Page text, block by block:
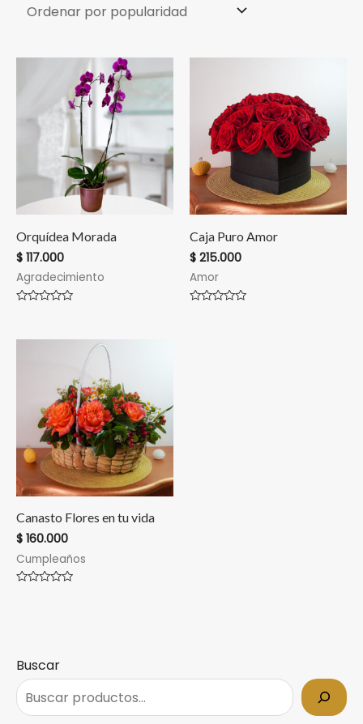
Buscar
Orquídea Morada
$ 117.000
Agradecimiento
de
Caja Puro Amor
$ 215.000
Amor
Canasto Flores en tu vida
$ 160.000
Cumpleaños